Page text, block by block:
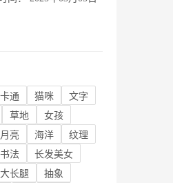
卡通 猫咪
文字
草地
女孩
月亮 海洋
纹理
书法
长发美女
大长腿
抽象